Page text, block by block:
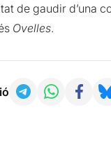
de gaudir d’una
Ovelles.